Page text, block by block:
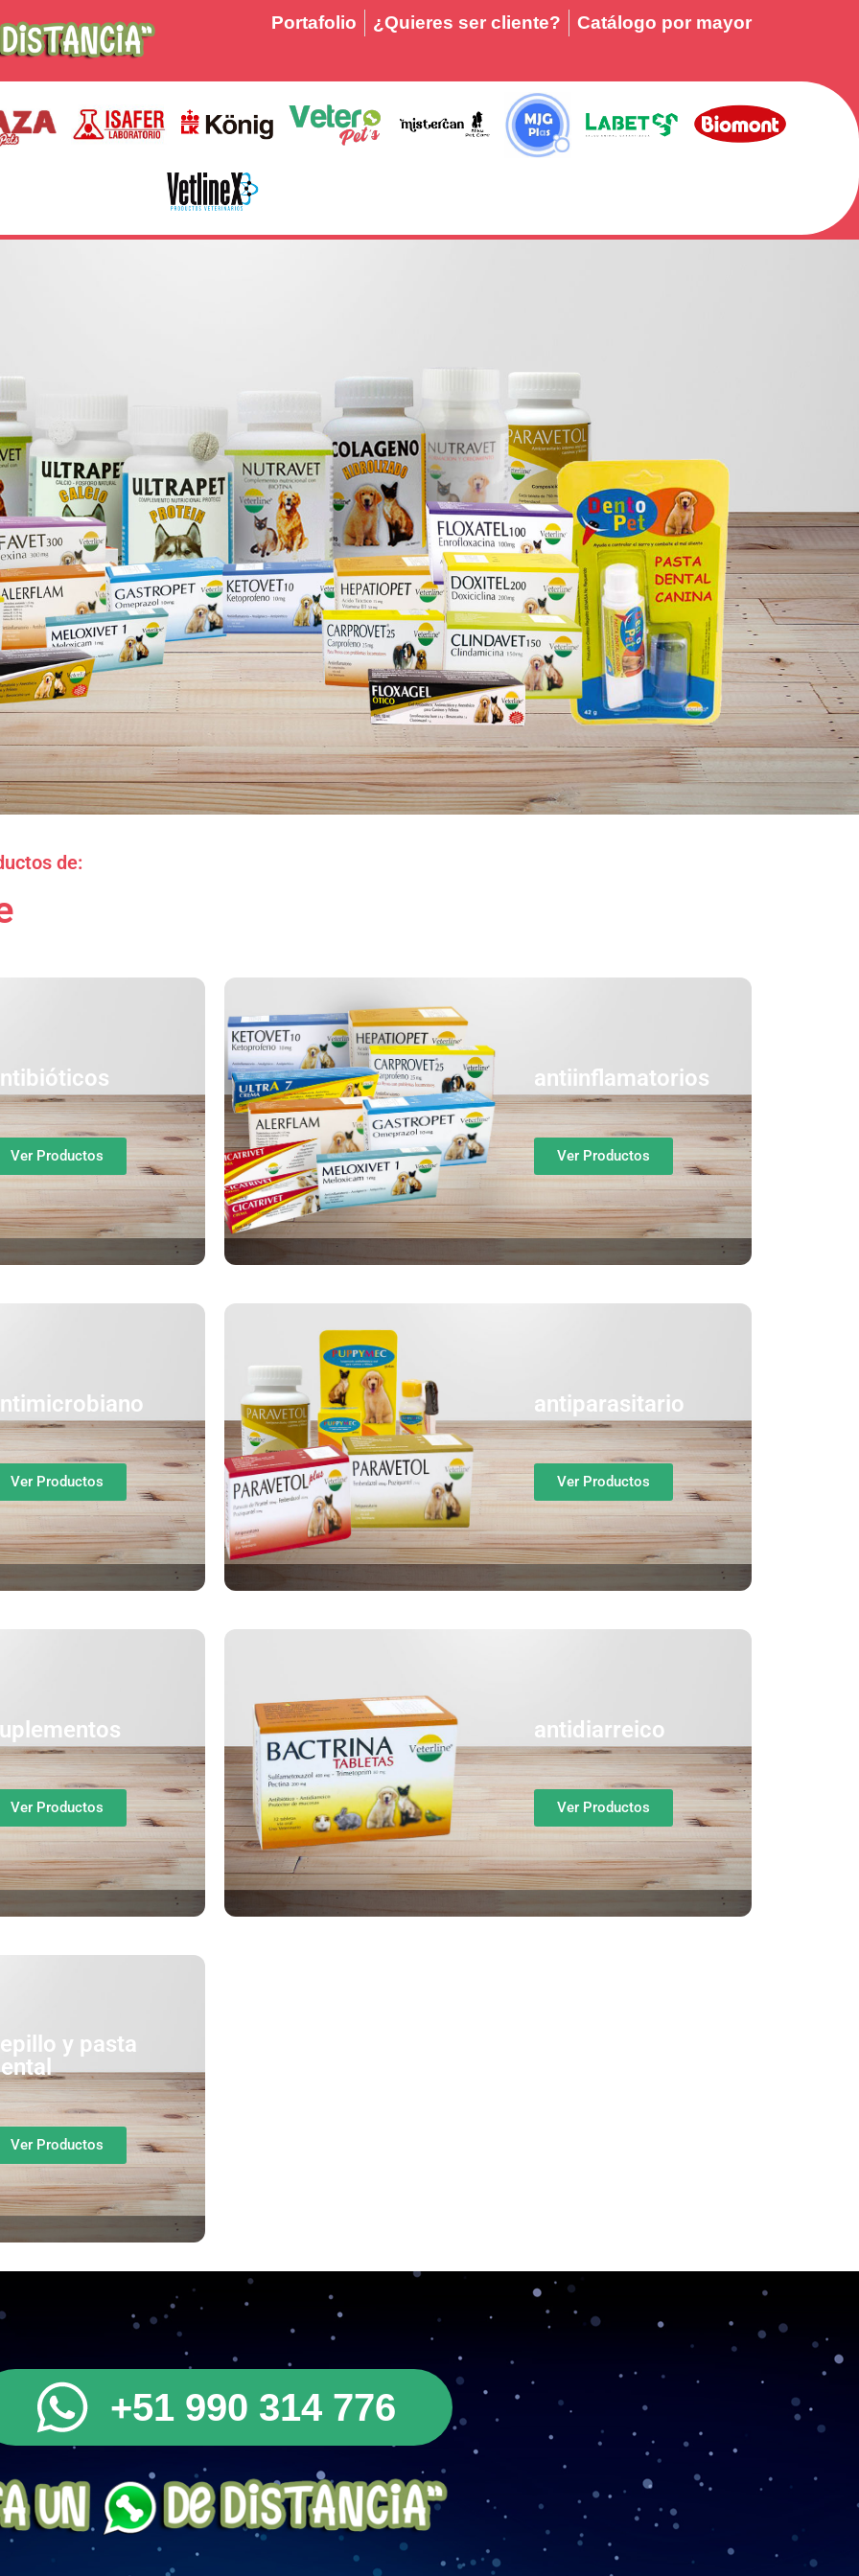
Portafolio ¿Quieres ser cliente? Catálogo por mayor
de:
Ver Productos
antiinflamatorios
Ver Productos
Ver Productos
antiparasitario
Ver Productos
Ver Productos
antidiarreico
Ver Productos
y pasta
Ver Productos
+51 990 314 776